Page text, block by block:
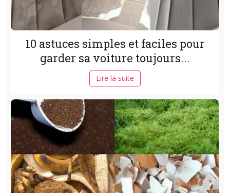
10 astuces simples et faciles pour
garder sa voiture toujours...
Lire la suite